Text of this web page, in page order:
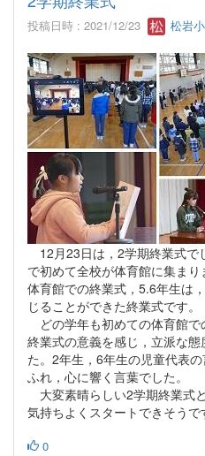
投稿日時 : 2021/12/23 松岩
12月23日は，2学期終業式で
で初めて全校が体育館に集ま
体育館での終業式，5.6年生は
じることができた終業式です。
どの学年も初めての体育館
終業式の意義を感じ，立派な
た。2年生，6年生の児童代表
ふれ，心に響く言葉でした。
大変素晴らしい2学期終業式
気持ちよくスタートできそうで
0